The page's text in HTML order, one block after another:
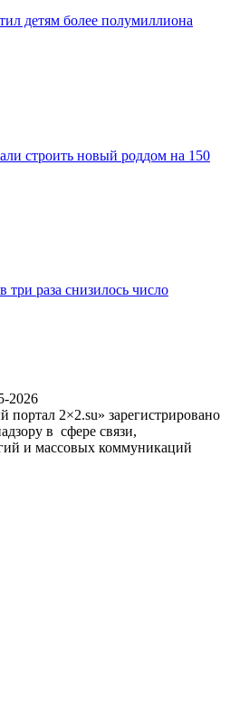
детям более полумиллиона
строить новый роддом на 150
раза снизилось число
2026
портал 2×2.su» зарегистрировано
в сфере связи,
и массовых коммуникаций